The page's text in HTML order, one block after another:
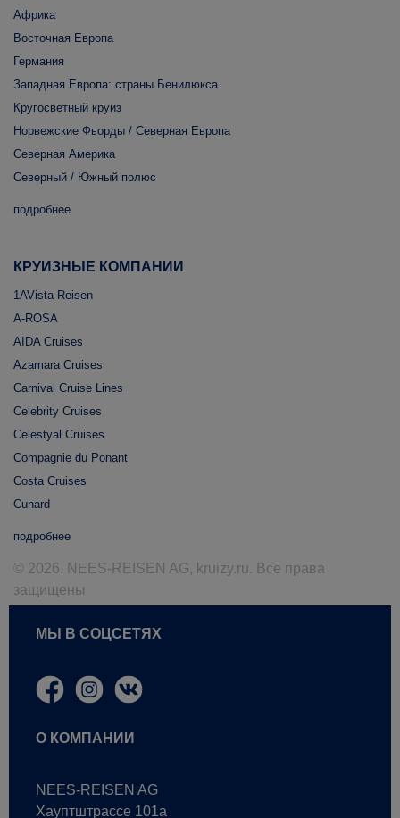
Африка
Восточная Европа
Германия
Западная Европа: страны Бенилюкса
Кругосветный круиз
Норвежские Фьорды / Северная Европа
Северная Америка
Северный / Южный полюс
подробнее
КРУИЗНЫЕ КОМПАНИИ
1AVista Reisen
A-ROSA
AIDA Cruises
Azamara Cruises
Carnival Cruise Lines
Celebrity Cruises
Celestyal Cruises
Compagnie du Ponant
Costa Cruises
Cunard
подробнее
© 2026. NEES-REISEN AG, kruizy.ru. Все права
защищены
МЫ В СОЦСЕТЯХ
О КОМПАНИИ
NEES-REISEN AG
Хауптштрассе 101a